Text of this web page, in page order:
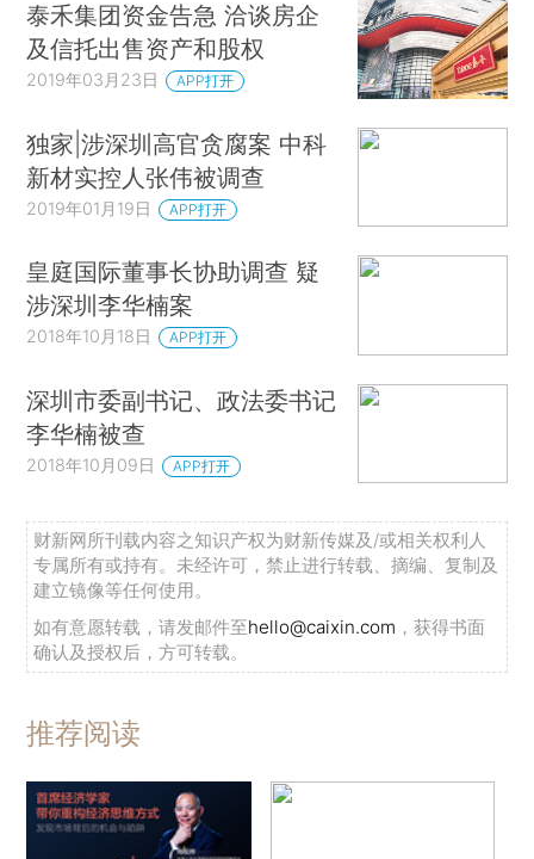
泰禾集团资金告急 洽谈房企
及信托出售资产和股权
2019年03月23日 APP打开
独家|涉深圳高官贪腐案 中科
新材实控人张伟被调查
2019年01月19日 APP打开
皇庭国际董事长协助调查 疑
涉深圳李华楠案
2018年10月18日 APP打开
深圳市委副书记、政法委书记
李华楠被查
2018年10月09日 APP打开
财新网所刊载内容之知识产权为财新传媒及/或相关权利人
专属所有或持有。未经许可，禁止进行转载、摘编、复制及
建立镜像等任何使用。
如有意愿转载，请发邮件至hello@caixin.com ，获得书面
确认及授权后，方可转载。
推荐阅读